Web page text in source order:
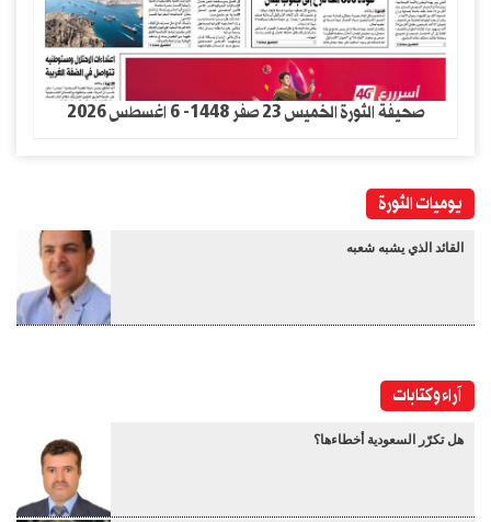
صحيفة الثورة الخميس 23 صفر 1448- 6 اغسطس 2026
يوميات الثورة
القائد الذي يشبه شعبه
آراء وكتابات
هل تكرّر السعودية أخطاءها؟